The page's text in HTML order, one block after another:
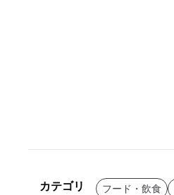
カテゴリ フード・飲食